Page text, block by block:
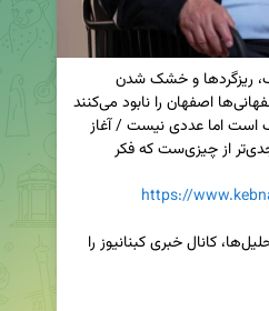
https://